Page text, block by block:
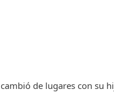
cambió de lugares con su